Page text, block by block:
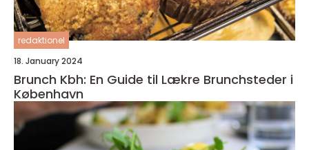
redaktionel
18. January 2024
Brunch Kbh: En Guide til Lækre Brunchsteder i
København